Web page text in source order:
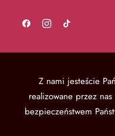
Z nami jesteście
realizowane przez
bezpieczeństwem